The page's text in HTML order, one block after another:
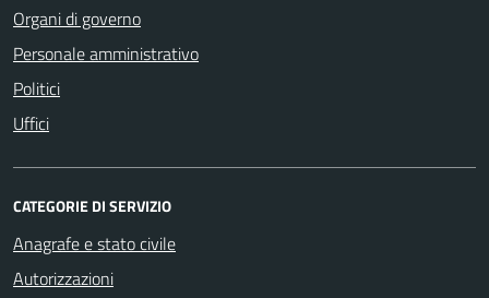
Organi di governo
Personale amministrativo
Politici
Uffici
CATEGORIE DI SERVIZIO
Anagrafe e stato civile
Autorizzazioni